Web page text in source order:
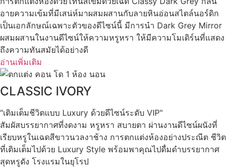
อายความเข้มที่มีเสน่ห์มาผสมผสานกับลายหินอ่อนสไตล์นอร์ดิก
เป็นเอกลักษณ์เฉพาะตัวของดีไซน์นี้ มีการนำ Dark Grey Mirror
ผสมผสานในงานดีไซน์ให้ความหรูหรา ให้มีความโมเดิร์นที่แสดง
ถึงความทันสมัยได้อย่างดี
อ่านเพิ่มเติม
CLASSIC IVORY
"เติมเต็มชีวิตแบบ Luxury ด้วยดีไซน์ระดับ VIP"
สัมผัสบรรยากาศที่งดงาม หรูหรา สบายตา ผ่านงานดีไซน์ผนังที่
เรียบหรูในเฉดสีขาวนวลงาช้าง การตกแต่งห้องอย่างประณีต ชีวิต
ที่เติมเต็มไปด้วย Luxury Style พร้อมพาคุณไปดื่มดําบรรยากาศ
สุดหรูดัง โรงแรมในยุโรป